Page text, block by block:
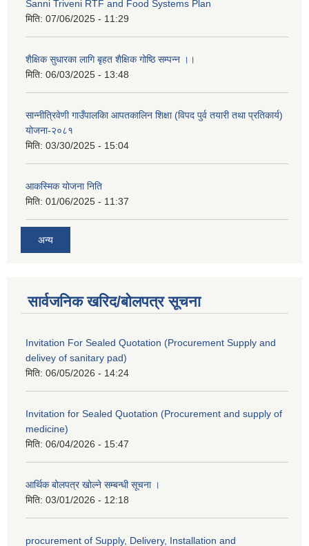
Sanni Triveni RTF and Food Systems Plan
मिति: 07/06/2025 - 11:29
शैक्षिक सुधारका लागि बृहत शैक्षिक गोष्ठि सम्पन्न ।।
मिति: 06/03/2025 - 13:48
सान्नीत्रिवेणी गाउँपालकिा आपतकालिन शिक्षा (विपद पुर्व तयारी तथा प्रतिकार्य)
योजना-२०८१
मिति: 03/30/2025 - 15:04
आकस्मिक योजना निति
मिति: 01/06/2025 - 11:37
अन्य
सार्वजनिक खरिद/बोलपत्र सूचना
Invitation For Sealed Quotation (Procurement Supply and
delivey of sanitary pad)
मिति: 06/05/2026 - 14:24
Invitation for Sealed Quotation (Procurement and supply of
medicine)
मिति: 06/04/2026 - 15:47
आर्थिक बोलपत्र खोल्ने सम्बन्धी सूचना ।
मिति: 03/01/2026 - 12:18
procurement of Supply, Delivery, Installation and